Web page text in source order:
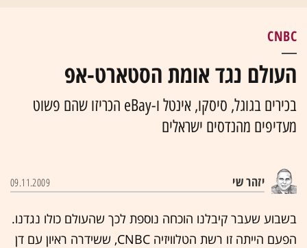
CNBC
העולם נגד אומת הסטארט-אפ
בכירים בגוגל, סיסקו, אינטל ו-eBay הכריזו שהם פשוט
מעדיפים מהנדסים ישראלים
יזהר שי 09.11.2009
בשבוע שעבר קיבלנו הוכחה נוספת לכך שהעולם כולו נגדנו.
הפעם הייתה זו רשת הטלוויזיה CNBC, ששידרה ראיון עם דן